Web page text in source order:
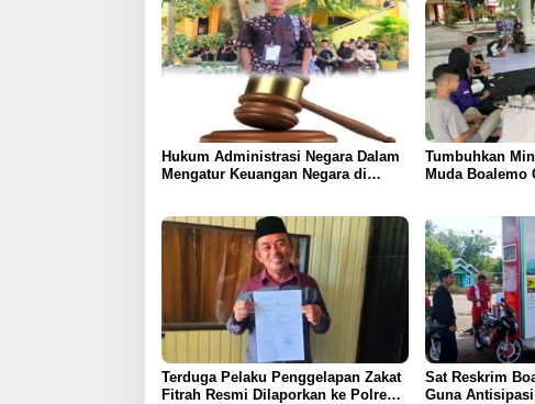
Hukum Administrasi Negara Dalam
Mengatur Keuangan Negara di
Tumbuhkan
Muda Boalemo
Terduga Pelaku Penggelapan Zakat
Fitrah Resmi Dilaporkan ke Polres
Sat Reskrim
Guna